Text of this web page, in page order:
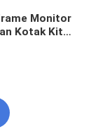
Monitor
Kotak Kit